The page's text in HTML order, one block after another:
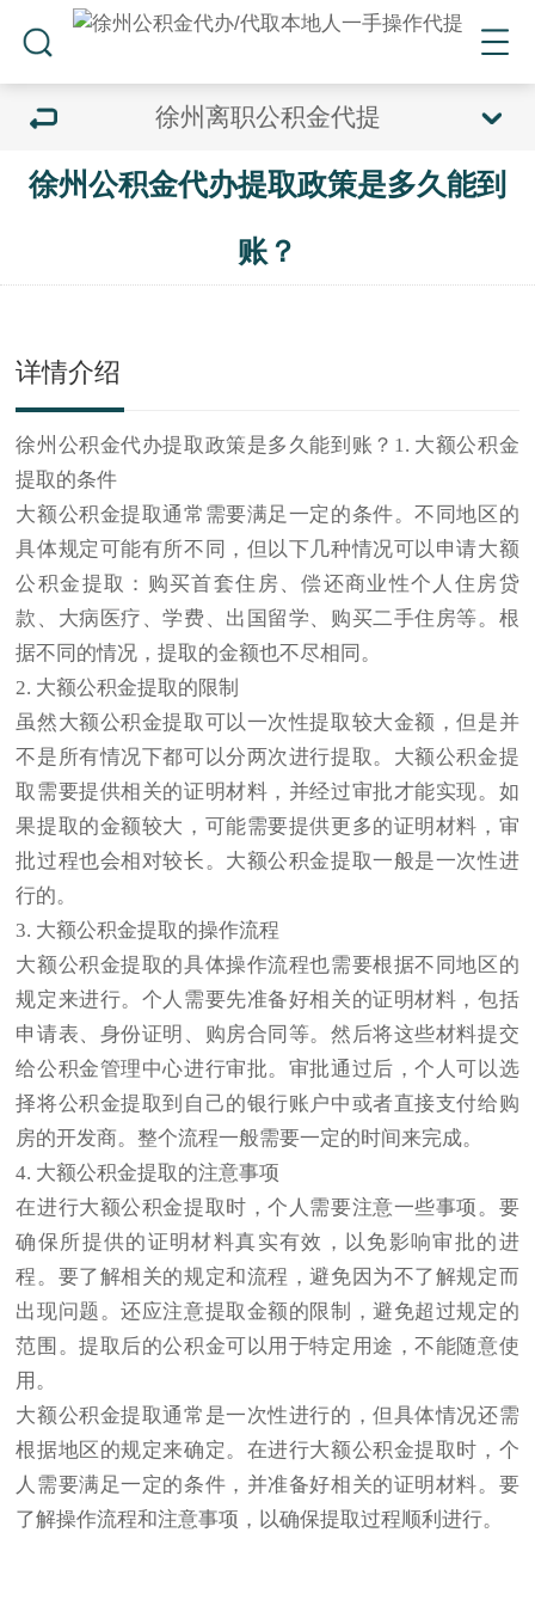
徐州离职公积金代提
徐州公积金代办提取政策是多久能到
账？
详情介绍
徐州公积金代办提取政策是多久能到账？1. 大额公积金
提取的条件
大额公积金提取通常需要满足一定的条件。不同地区的
具体规定可能有所不同，但以下几种情况可以申请大额
公积金提取：购买首套住房、偿还商业性个人住房贷
款、大病医疗、学费、出国留学、购买二手住房等。根
据不同的情况，提取的金额也不尽相同。
2. 大额公积金提取的限制
虽然大额公积金提取可以一次性提取较大金额，但是并
不是所有情况下都可以分两次进行提取。大额公积金提
取需要提供相关的证明材料，并经过审批才能实现。如
果提取的金额较大，可能需要提供更多的证明材料，审
批过程也会相对较长。大额公积金提取一般是一次性进
行的。
3. 大额公积金提取的操作流程
大额公积金提取的具体操作流程也需要根据不同地区的
规定来进行。个人需要先准备好相关的证明材料，包括
申请表、身份证明、购房合同等。然后将这些材料提交
给公积金管理中心进行审批。审批通过后，个人可以选
择将公积金提取到自己的银行账户中或者直接支付给购
房的开发商。整个流程一般需要一定的时间来完成。
4. 大额公积金提取的注意事项
在进行大额公积金提取时，个人需要注意一些事项。要
确保所提供的证明材料真实有效，以免影响审批的进
程。要了解相关的规定和流程，避免因为不了解规定而
出现问题。还应注意提取金额的限制，避免超过规定的
范围。提取后的公积金可以用于特定用途，不能随意使
用。
大额公积金提取通常是一次性进行的，但具体情况还需
根据地区的规定来确定。在进行大额公积金提取时，个
人需要满足一定的条件，并准备好相关的证明材料。要
了解操作流程和注意事项，以确保提取过程顺利进行。